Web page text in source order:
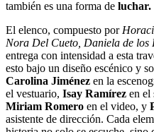
también es una forma de luchar.
El elenco, compuesto por
Nora Del Cueto, Daniela de los
entrega con intensidad a esta
esto bajo un diseño escénico y
Carolina Jiménez en la
el vestuario, Isay Ramírez en el
Miriam Romero en el video, y
asistente de dirección. Cada